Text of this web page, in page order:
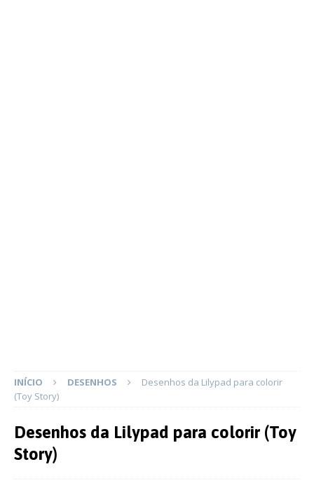
INÍCIO DESENHOS
Desenhos da Lilypad para colorir
(Toy Story)
Desenhos da Lilypad para colorir (Toy
Story)